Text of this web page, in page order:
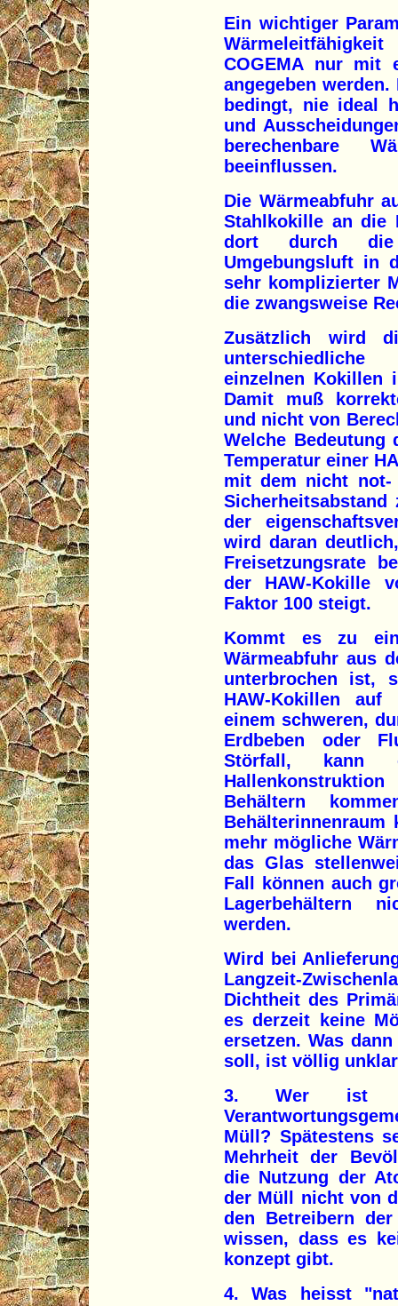
Ein wichtiger
COGEMA nur mit
angegeben
bedingt, nie ideal
und
berechenbare
beeinflussen.
Die Wärmeabfuhr
Stahlkokille an die
dort durch die
Umgebungsluft in
sehr komplizierter
die zwangsweise
Zusätzlich wird
einzelnen Kokillen
Damit muß
und nicht von
Welche Bedeutung
Temperatur einer
mit dem nicht not-
Sicherheitsabstand
der
wird daran
Freisetzungsrate
der HAW-Kokille
Faktor 100 steigt.
Kommt es zu
Wärmeabfuhr aus
unterbrochen ist,
HAW-Kokillen auf
einem schweren,
Erdbeben oder
Störfall, kann
Behältern
mehr mögliche
das Glas
Fall können auch
Lagerbehältern
werden.
Wird bei
Langzeit-
Dichtheit des
es derzeit keine
ersetzen. Was
soll, ist völlig
3. Wer ist
Müll? Spätestens
Mehrheit der
die Nutzung der
der Müll nicht von
den Betreibern
wissen, dass es
konzept gibt.
4. Was heisst